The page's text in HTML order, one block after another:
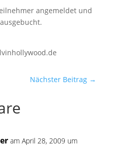
angemeldet und
Nächster Beitrag →
am April 28, 2009 um